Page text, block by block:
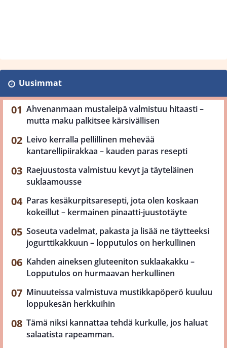
Uusimmat
Ahvenanmaan mustaleipä valmistuu hitaasti –
mutta maku palkitsee kärsivällisen
Leivo kerralla pellillinen mehevää
kantarellipiirakkaa – kauden paras resepti
Raejuustosta valmistuu kevyt ja täyteläinen
suklaamousse
Paras kesäkurpitsaresepti, jota olen koskaan
kokeillut – kermainen pinaatti-juustotäyte
Soseuta vadelmat, pakasta ja lisää ne täytteeksi
jogurttikakkuun – lopputulos on herkullinen
Kahden aineksen gluteeniton suklaakakku –
Lopputulos on hurmaavan herkullinen
Minuuteissa valmistuva mustikkapöperö kuuluu
loppukesän herkkuihin
Tämä niksi kannattaa tehdä kurkulle, jos haluat
salaatista rapeamman.